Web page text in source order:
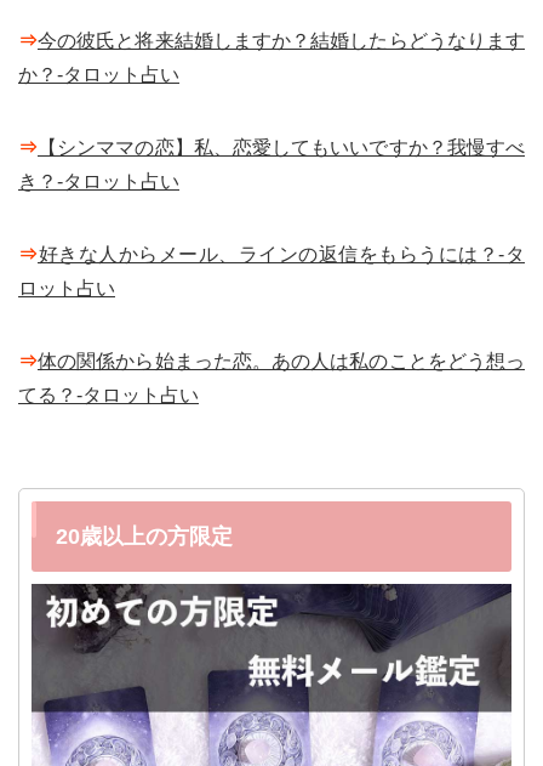
⇒今の彼氏と将来結婚しますか？結婚したらどうなります
か？-タロット占い
⇒ 【シンママの恋】私、恋愛してもいいですか？我慢すべ
き？-タロット占い
⇒好きな人からメール、ラインの返信をもらうには？-タ
ロット占い
⇒体の関係から始まった恋。あの人は私のことをどう想っ
てる？-タロット占い
20歳以上の方限定